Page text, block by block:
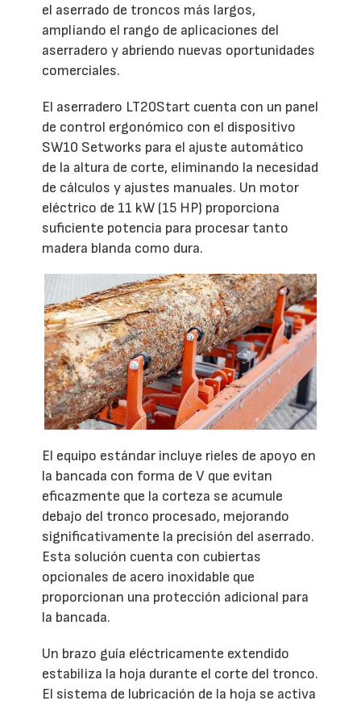
el aserrado de troncos más largos,
ampliando el rango de aplicaciones del
aserradero y abriendo nuevas oportunidades
comerciales.
El aserradero LT20Start cuenta con un panel
de control ergonómico con el dispositivo
SW10 Setworks para el ajuste automático
de la altura de corte, eliminando la necesidad
de cálculos y ajustes manuales. Un motor
eléctrico de 11 kW (15 HP) proporciona
suficiente potencia para procesar tanto
madera blanda como dura.
El equipo estándar incluye rieles de apoyo en
la bancada con forma de V que evitan
eficazmente que la corteza se acumule
debajo del tronco procesado, mejorando
significativamente la precisión del aserrado.
Esta solución cuenta con cubiertas
opcionales de acero inoxidable que
proporcionan una protección adicional para
la bancada.
Un brazo guía eléctricamente extendido
estabiliza la hoja durante el corte del tronco.
El sistema de lubricación de la hoja se activa